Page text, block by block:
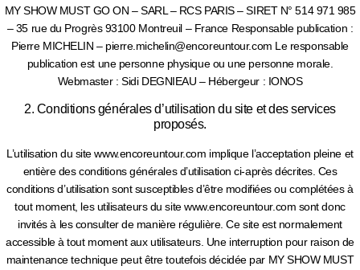
MY SHOW MUST GO ON – SARL – RCS PARIS – SIRET N° 514 971 985
– 35 rue du Progrès 93100 Montreuil – France Responsable publication :
Pierre MICHELIN – pierre.michelin@encoreuntour.com Le responsable
publication est une personne physique ou une personne morale.
Webmaster : Sidi DEGNIEAU – Hébergeur : IONOS
2. Conditions générales d’utilisation du site et des services
proposés.
L’utilisation du site www.encoreuntour.com implique l’acceptation pleine et
entière des conditions générales d’utilisation ci-après décrites. Ces
conditions d’utilisation sont susceptibles d’être modifiées ou complétées à
tout moment, les utilisateurs du site www.encoreuntour.com sont donc
invités à les consulter de manière régulière. Ce site est normalement
accessible à tout moment aux utilisateurs. Une interruption pour raison de
maintenance technique peut être toutefois décidée par MY SHOW MUST